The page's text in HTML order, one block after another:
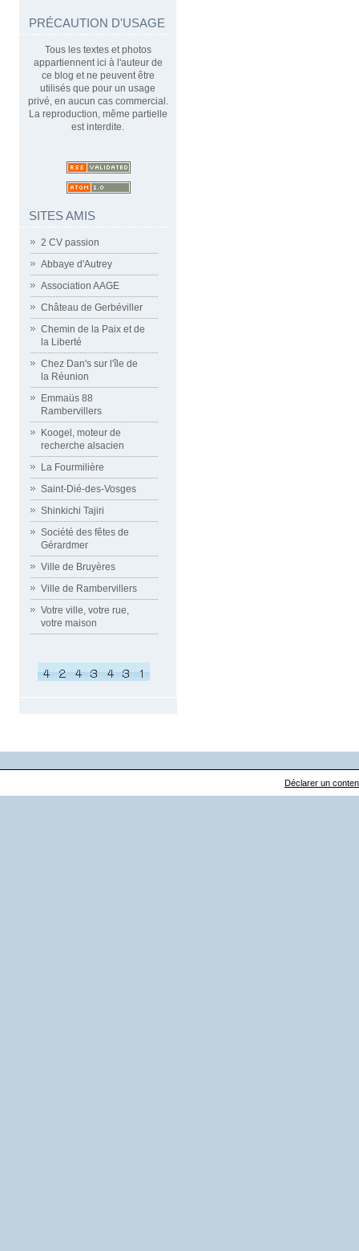
PRÉCAUTION D'USAGE
Tous les textes et photos
appartiennent ici à l'auteur de
ce blog et ne peuvent être
utilisés que pour un usage
privé, en aucun cas commercial.
La reproduction, même partielle
est interdite.
SITES AMIS
2 CV passion
Abbaye d'Autrey
Association AAGE
Château de Gerbéviller
Chemin de la Paix et de
la Liberté
Chez Dan's sur l'île de
la Réunion
Emmaüs 88
Rambervillers
Koogel, moteur de
recherche alsacien
La Fourmilière
Saint-Dié-des-Vosges
Shinkichi Tajiri
Société des fêtes de
Gérardmer
Ville de Bruyères
Ville de Rambervillers
Votre ville, votre rue,
votre maison
Déclarer un